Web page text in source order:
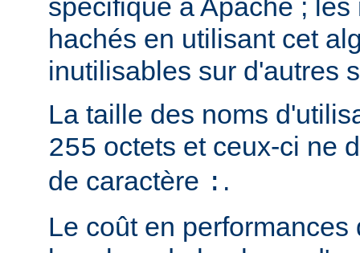
spécifique à Apache ;
hachés en utilisant cet
inutilisables sur d'autres
La taille des noms
255 octets et ceux-ci ne
de caractère : .
Le coût en